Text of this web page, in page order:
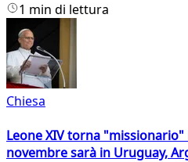
1 min di lettura
Chiesa
Leone XIV torna "missionario"
novembre sarà in Uruguay,